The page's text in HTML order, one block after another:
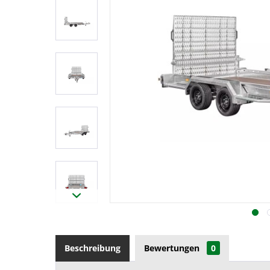
Beschreibung Bewertungen 0